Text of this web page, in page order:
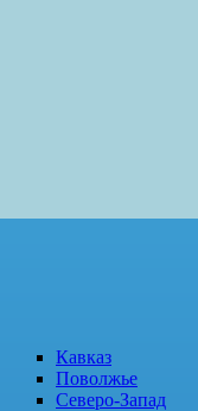
Кавказ
Поволжье
Северо-Запад